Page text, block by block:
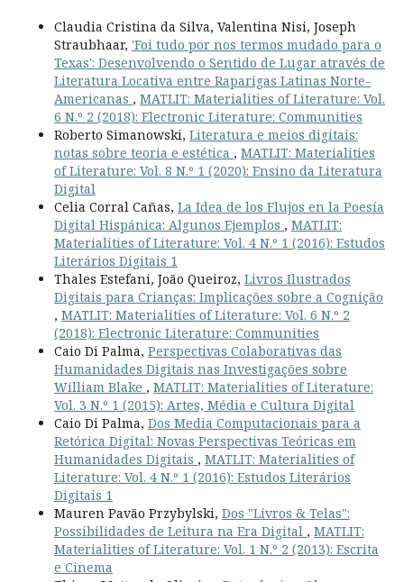
Claudia Cristina da Silva, Valentina Nisi, Joseph
Straubhaar, 'Foi tudo por nos termos mudado para o
Texas': Desenvolvendo o Sentido de Lugar através de
Literatura Locativa entre Raparigas Latinas Norte-
Americanas , MATLIT: Materialities of Literature: Vol.
6 N.º 2 (2018): Electronic Literature: Communities
Roberto Simanowski, Literatura e meios digitais:
notas sobre teoria e estética , MATLIT: Materialities
of Literature: Vol. 8 N.º 1 (2020): Ensino da Literatura
Digital
Celia Corral Cañas, La Idea de los Flujos en la Poesía
Digital Hispánica: Algunos Ejemplos , MATLIT:
Materialities of Literature: Vol. 4 N.º 1 (2016): Estudos
Literários Digitais 1
Thales Estefani, João Queiroz, Livros Ilustrados
Digitais para Crianças: Implicações sobre a Cognição
, MATLIT: Materialities of Literature: Vol. 6 N.º 2
(2018): Electronic Literature: Communities
Caio Di Palma, Perspectivas Colaborativas das
Humanidades Digitais nas Investigações sobre
William Blake , MATLIT: Materialities of Literature:
Vol. 3 N.º 1 (2015): Artes, Média e Cultura Digital
Caio Di Palma, Dos Media Computacionais para a
Retórica Digital: Novas Perspectivas Teóricas em
Humanidades Digitais , MATLIT: Materialities of
Literature: Vol. 4 N.º 1 (2016): Estudos Literários
Digitais 1
Mauren Pavão Przybylski, Dos "Livros & Telas":
Possibilidades de Leitura na Era Digital , MATLIT:
Materialities of Literature: Vol. 1 N.º 2 (2013): Escrita
e Cinema